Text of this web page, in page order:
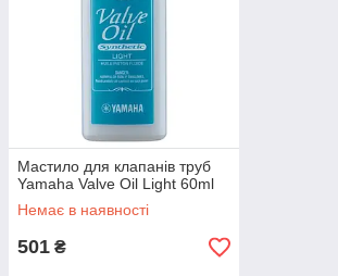
Мастило для клапанів труб
Yamaha Valve Oil Light 60ml
Немає в наявності
501 ₴